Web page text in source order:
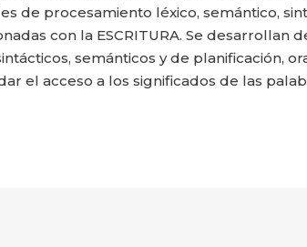
de procesamiento léxico, semántico,
con la ESCRITURA. Se desarrollan
semánticos y de planificación,
el acceso a los significados de las